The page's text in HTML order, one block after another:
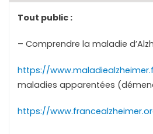
Tout public :
– Comprendre la maladie
https://
maladies apparentées
https://